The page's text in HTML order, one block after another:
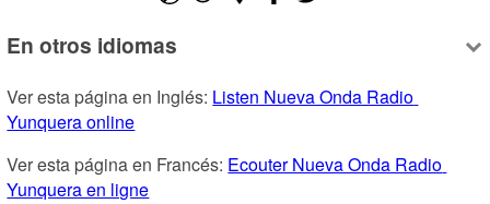
En otros idiomas
Ver esta página en Inglés: Listen Nueva Onda Radio
Yunquera online
Ver esta página en Francés: Ecouter Nueva Onda Radio
Yunquera en ligne